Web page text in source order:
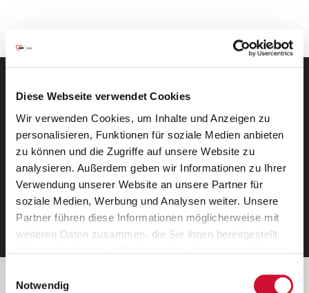
Diese Webseite verwendet Cookies
Wir verwenden Cookies, um Inhalte und Anzeigen zu
personalisieren, Funktionen für soziale Medien anbieten
zu können und die Zugriffe auf unsere Website zu
analysieren. Außerdem geben wir Informationen zu Ihrer
Verwendung unserer Website an unsere Partner für
soziale Medien, Werbung und Analysen weiter. Unsere
Partner führen diese Informationen möglicherweise mit
weiteren Daten zusammen, die Sie ihnen bereitgestellt
Wenn Sie auf „Cookies zulassen“ klicken, so stimmen
Notwendig
Neue Stellen per E-Mail.
Ein kostenloser Service von AWO
Jobs.
E-Mail-Adresse eintragen
Betreiber der Webseite